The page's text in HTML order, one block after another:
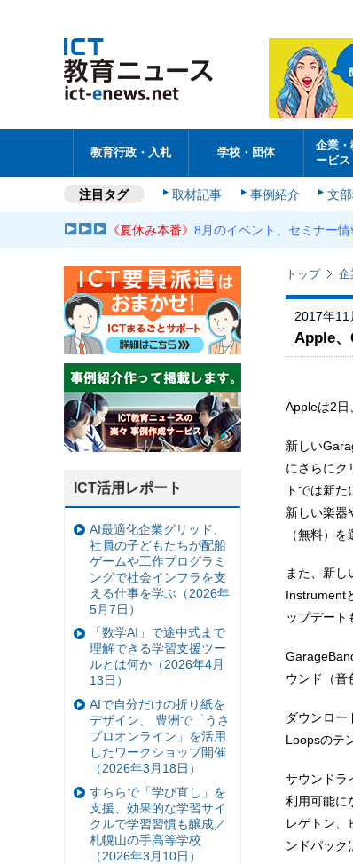
教育行政・入札 学校・団体
企業
ービス
注目タグ 取材記事 事例紹介 文
《夏休み本番》8月のイベント、セミナー情
トップ 企
2017年11
Apple、
Appleは2日
新しい
にさらにク
トでは新
新しい楽器
（無料）
また、新し
Instrument
ップデート
ウンド（音
ダウンロ
Loopsのテ
サウンドラ
利用可能に
レゲトン、
ンドパック
ICT活用レポート
AI最適化企業グリッド、
社員の子どもたちが配船
ゲームや工作プログラミ
ングで社会インフラを支
える仕事を学ぶ（2026年
5月7日）
「数学AI」で途中式まで
理解できる学習支援ツー
ルとは何か（2026年4月
13日）
AIで自分だけの折り紙を
デザイン、 豊洲で「うさ
プロオンライン」を活用
したワークショップ開催
（2026年3月18日）
すららで「学び直し」を
支援、効果的な学習サイ
クルで学習習慣も醸成／
札幌山の手高等学校
（2026年3月10日）